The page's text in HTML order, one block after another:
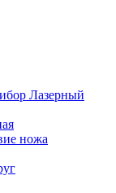
Лазерный
ножа